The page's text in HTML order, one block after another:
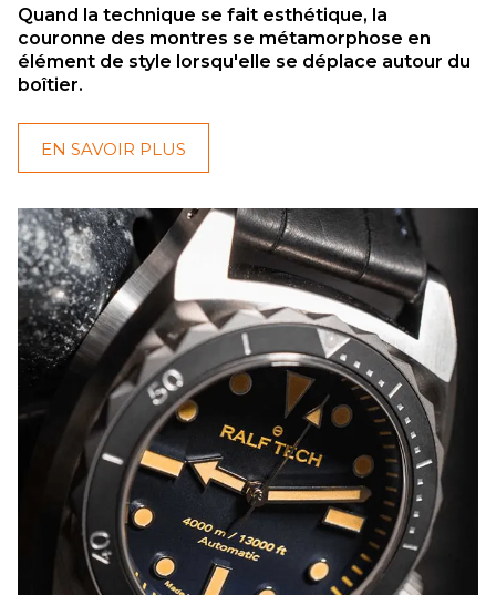
Quand la technique se fait esthétique, la
couronne des montres se métamorphose en
élément de style lorsqu'elle se déplace autour du
boîtier.
EN SAVOIR PLUS